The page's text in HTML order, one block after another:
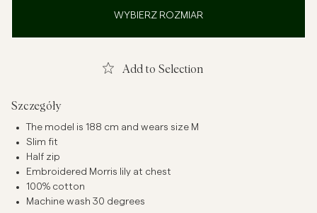
Bielizna
WYBIERZ ROZMIAR
Add to Selection
Szczegóły
The model is 188 cm and wears size M
Slim fit
Half zip
Embroidered Morris lily at chest
100% cotton
Machine wash 30 degrees